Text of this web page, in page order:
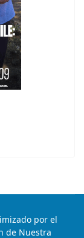
por el
de Nuestra